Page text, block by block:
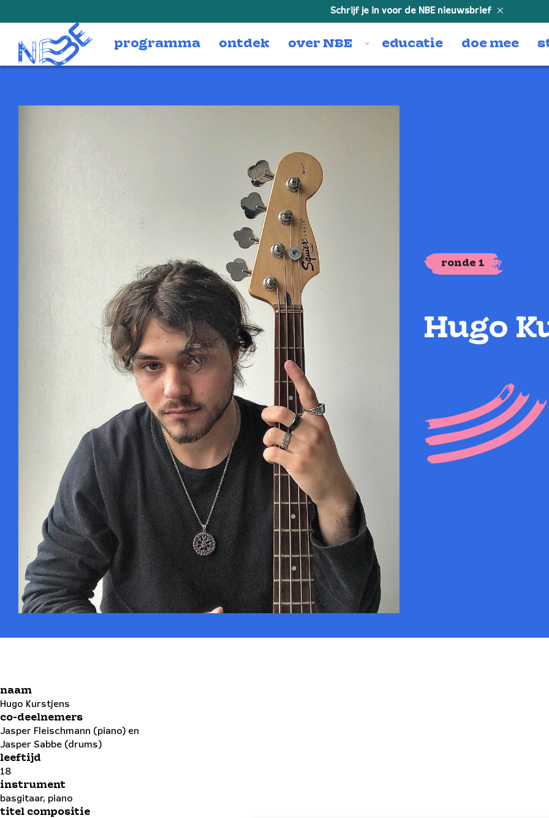
Schrijf je in voor de NBE nieuwsbrief
programma ontdek over NBE educatie doe mee
ronde 1
Hugo
naam
Hugo Kurstjens
co-deelnemers
Jasper Fleischmann (piano) en
Jasper Sabbe (drums)
leeftijd
18
instrument
basgitaar, piano
titel compositie